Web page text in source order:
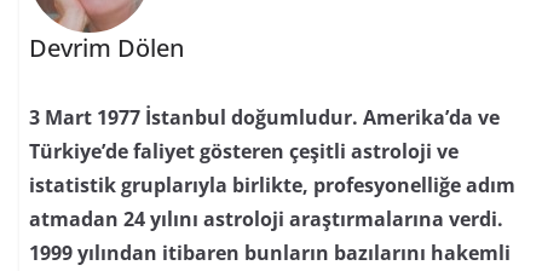
Devrim Dölen
3 Mart 1977 İstanbul doğumludur. Amerika’da ve
Türkiye’de faliyet gösteren çeşitli astroloji ve
istatistik gruplarıyla birlikte, profesyonelliğe adım
atmadan 24 yılını astroloji araştırmalarına verdi.
1999 yılından itibaren bunların bazılarını hakemli